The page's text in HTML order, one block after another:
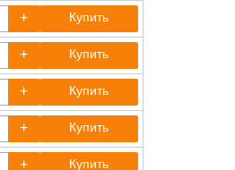
+ Купить
+ Купить
+ Купить
+ Купить
+ Купить